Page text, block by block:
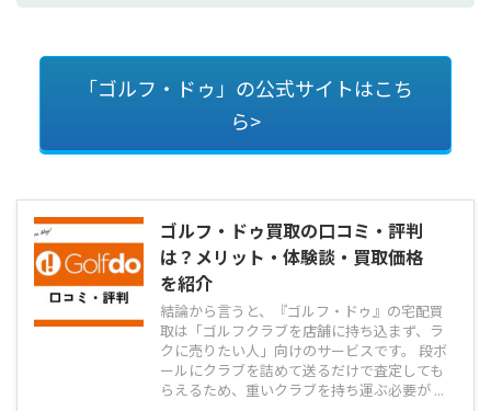
「ゴルフ・ドゥ」の公式サイトはこち
ら>
ゴルフ・ドゥ買取の口コミ・評判
は？メリット・体験談・買取価格
を紹介
結論から言うと、『ゴルフ・ドゥ』の宅配買
取は「ゴルフクラブを店舗に持ち込まず、ラ
クに売りたい人」向けのサービスです。 段ボ
ールにクラブを詰めて送るだけで査定しても
らえるため、重いクラブを持ち運ぶ必要が ...